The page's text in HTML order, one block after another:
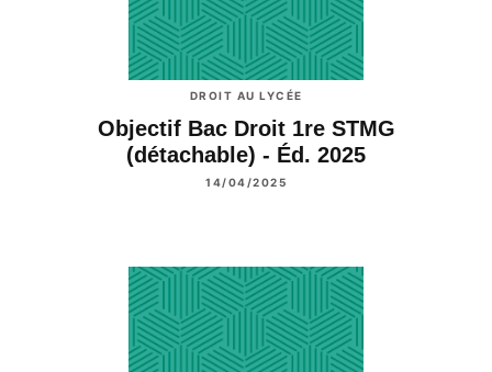
DROIT AU LYCÉE
Objectif Bac Droit 1re STMG
(détachable) - Éd. 2025
14/04/2025